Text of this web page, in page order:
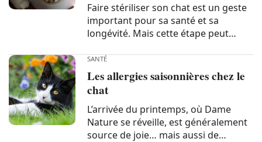
Faire stériliser son chat est un geste
important pour sa santé et sa
longévité. Mais cette étape peut
alimentation n’est pas ajustée.
Heureusement, il suffit
généralement de choisir des
aliments appropriés et...
SANTÉ
Les allergies saisonnières chez le
chat
L’arrivée du printemps, où Dame
Nature se réveille, est généralement
source de joie… mais aussi de